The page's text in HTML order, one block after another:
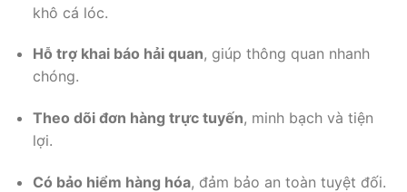
khô cá lóc.
Hỗ trợ khai báo hải quan, giúp thông quan nhanh
chóng.
Theo dõi đơn hàng trực tuyến, minh bạch và tiện
lợi.
Có bảo hiểm hàng hóa, đảm bảo an toàn tuyệt đối.